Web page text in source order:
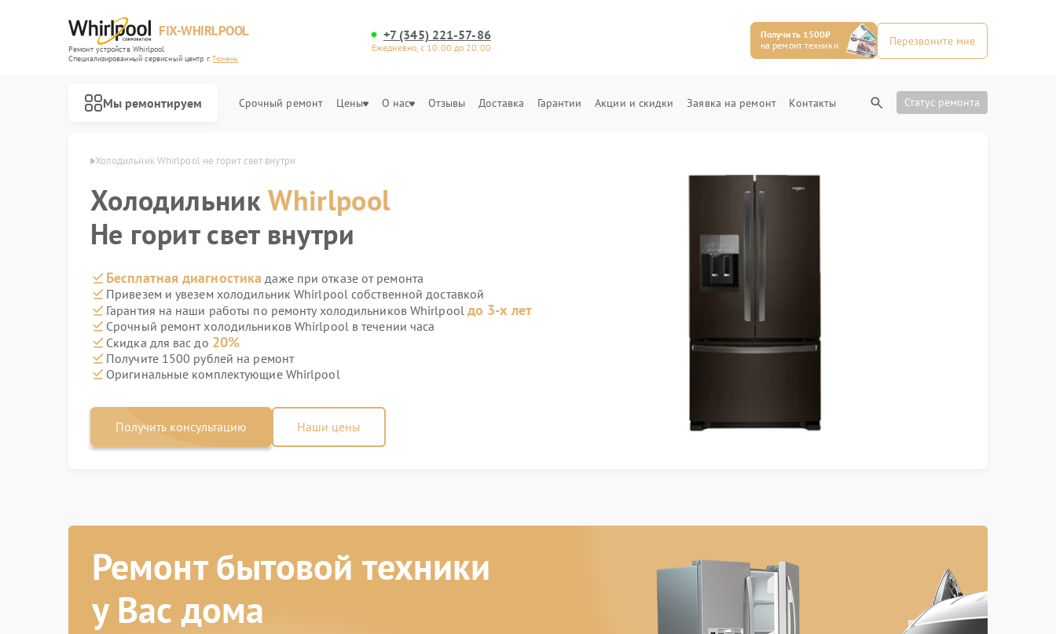
FIX-WHIRLPOOL
Ремонт устройств Whirlpool
Специализированный cервисный центр г.Тюмень
+7 (345) 221-57-86
Ежедневно, с 10:00 до 20:00
Получить 1500₽
на ремонт техники
Перезвоните мне
Мы ремонтируем Срочный ремонт Цены О нас Отзывы Доставка Гарантии Акции и скидки Заявка на ремонт Контакты Статус ремонта
Холодильник Whirlpool не горит свет внутри
ХолодильникWhirlpool
Не горит свет внутри
Бесплатная диагностика даже при отказе от ремонта
Привезем и увезем холодильник Whirlpool собственной доставкой
Гарантия на наши работы по ремонту холодильников Whirlpool до 3-х лет
Срочный ремонт холодильников Whirlpool в течении часа
Скидка для вас до 20%
Получите 1500 рублей на ремонт
Оригинальные комплектующие Whirlpool
Получить консультацию Наши цены
Ремонт бытовой техники
у Вас дома